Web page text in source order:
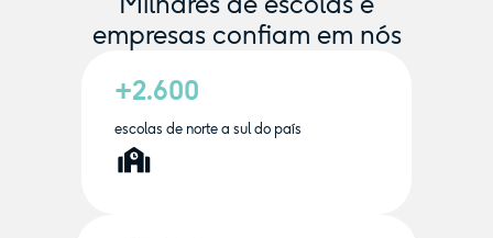
empresas confiam em nós
+2.600
escolas de norte a sul do país